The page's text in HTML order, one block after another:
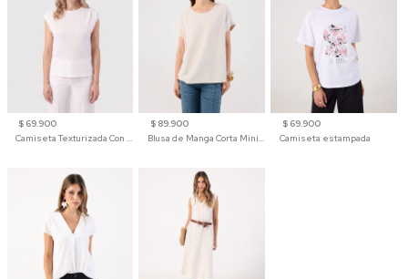
$ 69.900
$ 89.900
$ 69.900
Camiseta estampada